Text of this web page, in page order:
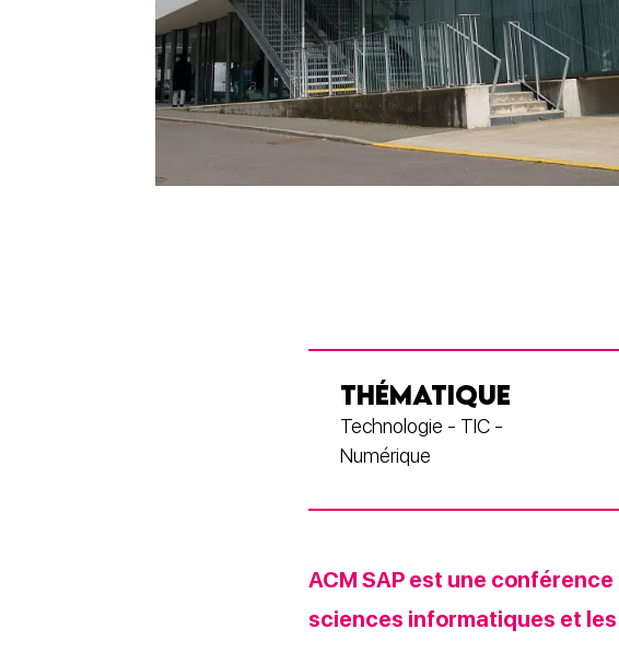
THÉMATIQUE
Technologie - TIC -
Numérique
ACM SAP est une
sciences informatiques et